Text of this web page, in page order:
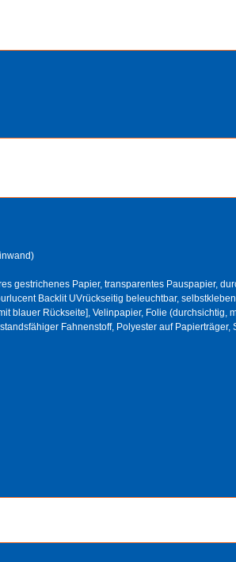
gestrichenes Papier, transparentes Pauspapier,
Backlit UVrückseitig beleuchtbar,
blauer Rückseite], Velinpapier, Folie (durchsichtig,
Fahnenstoff, Polyester auf